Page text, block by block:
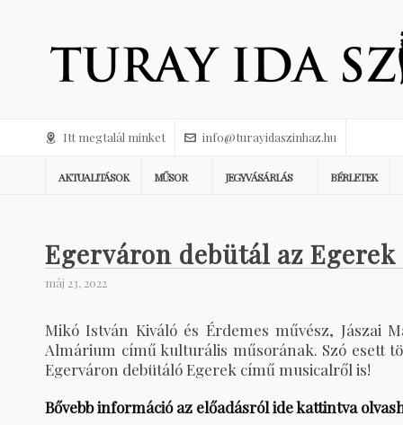
Itt megtalál minket info@turayidaszinhaz.hu
AKTUALITÁSOK MŰSOR JEGYVÁSÁRLÁS BÉRLETEK
Egerváron debütál az
máj 23, 2022
Mikó István Kiváló és Érdemes művész, Jászai
Almárium című kulturális műsorának. Szó esett
Egerváron debütáló Egerek című musicalről is!
Bővebb információ az előadásról ide kattintva